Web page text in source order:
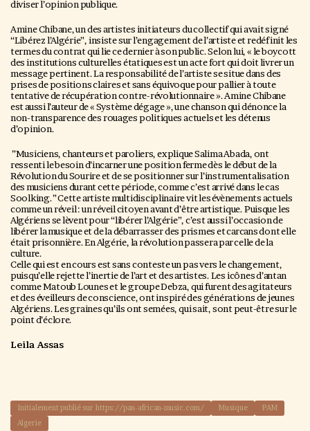
diviser l’opinion publique.
Amine Chibane, un des artistes initiateurs du collectif qui avait signé
“Libérez l’Algérie”, insiste sur l’engagement de l’artiste et redéfinit les
termes du contrat qui lie ce dernier à son public. Selon lui, « le boycott
des institutions culturelles étatiques est un acte fort qui doit livrer un
message pertinent. La responsabilité de l’artiste se situe dans des
prises de positions claires et sans équivoque pour pallier à toute
tentative de récupération contre-révolutionnaire ». Amine Chibane
est aussi l’auteur de « Système dégage », une chanson qui dénonce la
non-transparence des rouages politiques actuels et les détenus
d’opinion.
”Musiciens, chanteurs et paroliers, explique Salima Abada, ont
ressenti le besoin d’incarner une position ferme dès le début de la
Révolution du Sourire et de se positionner sur l’instrumentalisation
des musiciens durant cette période, comme c’est arrivé dans le cas
Soolking.” Cette artiste multidisciplinaire vit les évènements actuels
comme un réveil : un réveil citoyen avant d’être artistique. Puisque les
Algériens se lèvent pour “libérer l’Algérie”, c’est aussi l’occasion de
libérer la musique et de la débarrasser des prismes et carcans dont elle
était prisonnière. En Algérie, la révolution passera par celle de la
culture.
Celle qui est en cours est sans conteste un pas vers le changement,
puisqu’elle rejette l’inertie de l’art et des artistes. Les icônes d’antan
comme Matoub Lounes et le groupe Debza, qui furent des agitateurs
et des éveilleurs de conscience, ont inspiré des générations de jeunes
Algériens. Les graines qu’ils ont semées, qui sait, sont peut-être sur le
point d’éclore.
Leila Assas
Initialement publié sur https://pan-african-music.com/ Musique
PAM
Algerie